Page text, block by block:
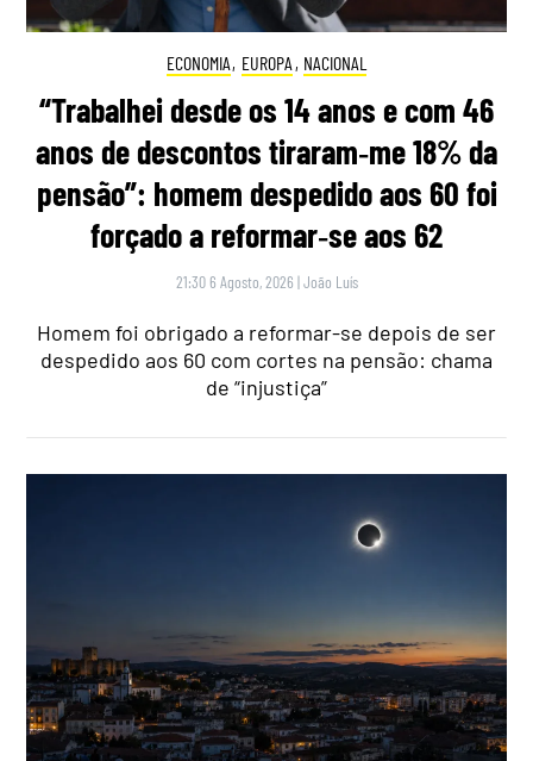
ECONOMIA, EUROPA , NACIONAL
“Trabalhei desde os 14 anos e com 46
anos de descontos tiraram‑me 18% da
pensão”: homem despedido aos 60 foi
forçado a reformar‑se aos 62
21:30 6 Agosto, 2026 |João Luís
Homem foi obrigado a reformar-se depois de ser
despedido aos 60 com cortes na pensão: chama
de “injustiça”